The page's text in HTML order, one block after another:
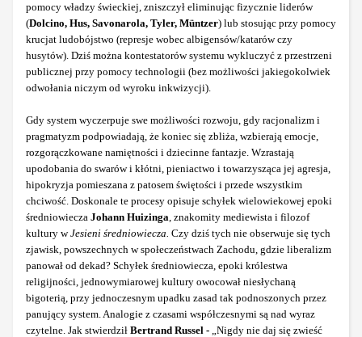
pomocy władzy świeckiej, zniszczył eliminując fizycznie liderów
(Dolcino, Hus, Savonarola, Tyler, Müntzer) lub stosując przy pomocy
krucjat ludobójstwo (represje wobec albigensów/katarów czy
husytów). Dziś można kontestatorów systemu wykluczyć z przestrzeni
publicznej przy pomocy technologii (bez możliwości jakiegokolwiek
odwołania niczym od wyroku inkwizycji).
Gdy system wyczerpuje swe możliwości rozwoju, gdy racjonalizm i
pragmatyzm podpowiadają, że koniec się zbliża, wzbierają emocje,
rozgorączkowane namiętności i dziecinne fantazje. Wzrastają
upodobania do swarów i kłótni, pieniactwo i towarzysząca jej agresja,
hipokryzja pomieszana z patosem świętości i przede wszystkim
chciwość. Doskonale te procesy opisuje schyłek wielowiekowej epoki
średniowiecza Johann Huizinga, znakomity mediewista i filozof
kultury wJesieni średniowiecza. Czy dziś tych nie obserwuje się tych
zjawisk, powszechnych w społeczeństwach Zachodu, gdzie liberalizm
panował od dekad? Schyłek średniowiecza, epoki królestwa
religijności, jednowymiarowej kultury owocował niesłychaną
bigoterią, przy jednoczesnym upadku zasad tak podnoszonych przez
panujący system. Analogie z czasami współczesnymi są nad wyraz
czytelne. Jak stwierdził Bertrand Russel - „Nigdy nie daj się zwieść